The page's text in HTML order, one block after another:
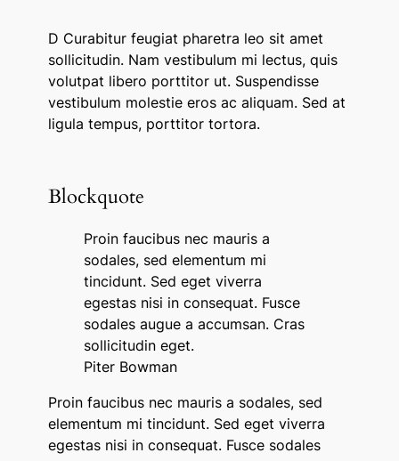
D Curabitur feugiat pharetra leo sit amet
sollicitudin. Nam vestibulum mi lectus, quis
volutpat libero porttitor ut. Suspendisse
vestibulum molestie eros ac aliquam. Sed at
ligula tempus, porttitor tortora.
Blockquote
Proin faucibus nec mauris a
sodales, sed elementum mi
tincidunt. Sed eget viverra
egestas nisi in consequat. Fusce
sodales augue a accumsan. Cras
sollicitudin eget.
Piter Bowman
Proin faucibus nec mauris a sodales, sed
elementum mi tincidunt. Sed eget viverra
egestas nisi in consequat. Fusce sodales